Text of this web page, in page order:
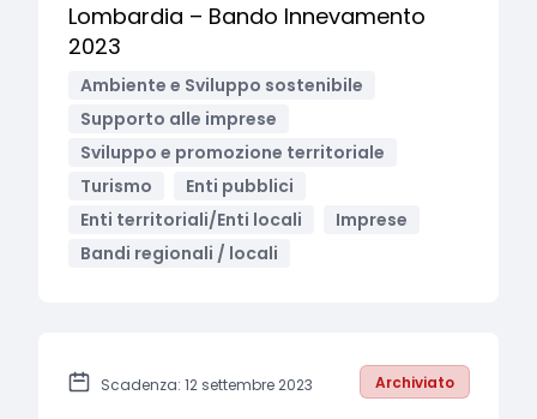
Lombardia – Bando Innevamento
2023
Ambiente e Sviluppo sostenibile
Supporto alle imprese
Sviluppo e promozione territoriale
Turismo
Enti pubblici
Enti territoriali/Enti locali
Imprese
Bandi regionali / locali
Scadenza: 12 settembre 2023 Archiviato